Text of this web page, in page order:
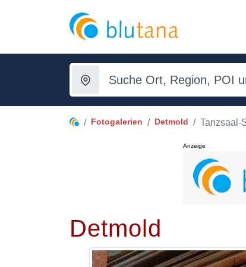
Fotogalerien Detmold Tanzsaal-
Anzeige
Detmold